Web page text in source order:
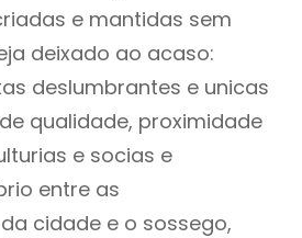
e mantidas sem
deixado ao acaso:
deslumbrantes e unicas
qualidade, proximidade
e socias e
entre as
cidade e o sossego,